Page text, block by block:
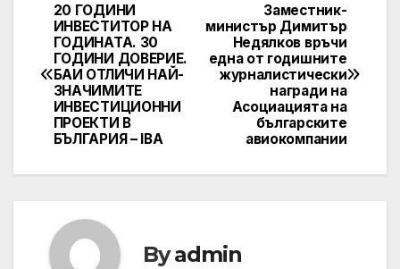
Post
navigation
Заместник-
министър Димитър
Недялков връчи
една от годишните
журналистически
награди на
Асоциацията на
българските
авиокомпании
20 ГОДИНИ
ИНВЕСТИТОР НА
ГОДИНАТА. 30
ГОДИНИ ДОВЕРИЕ.
БАИ ОТЛИЧИ НАЙ-
ЗНАЧИМИТЕ
ИНВЕСТИЦИОННИ
ПРОЕКТИ В
БЪЛГАРИЯ – IBA
Byadmin